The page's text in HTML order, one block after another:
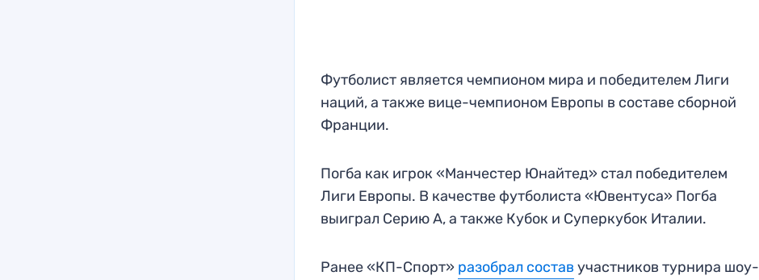
Футболист является чемпионом мира и победителем Лиги
наций, а также вице-чемпионом Европы в составе сборной
Франции.
Погба как игрок «Манчестер Юнайтед» стал победителем
Лиги Европы. В качестве футболиста «Ювентуса» Погба
выиграл Серию А, а также Кубок и Суперкубок Италии.
Ранее «КП-Спорт» разобрал состав участников турнира шоу-